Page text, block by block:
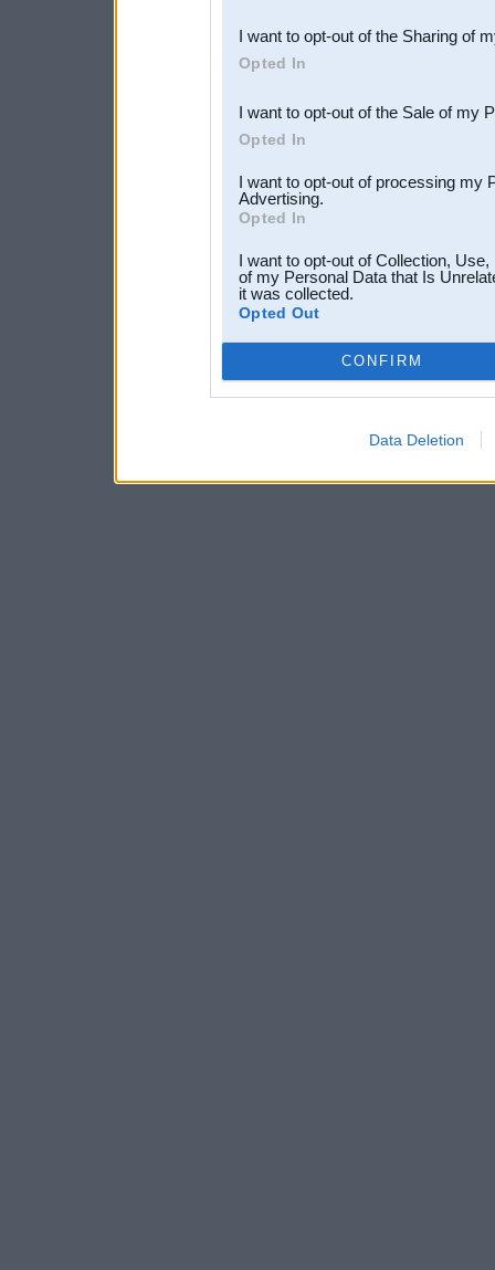
Downstream Participants
third parties.
I want to opt-out of the Sharing of
Opted In
I want to opt-out of the Sale of my
Opted In
I want to opt-out of processing my
Advertising.
Opted In
I want to opt-out of Collection,
of my Personal Data that Is
it was collected.
Opted Out
CONFIRM
Data Deletion